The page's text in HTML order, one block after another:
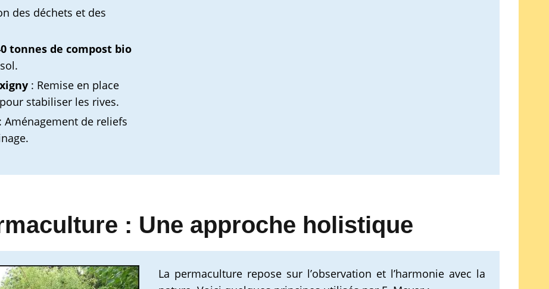
des déchets et des
tonnes de compost bio
: Remise en place
pour stabiliser les rives.
: Aménagement de reliefs
: Une approche holistique
La permaculture repose sur l’observation et l’harmonie avec la